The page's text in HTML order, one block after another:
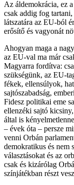
Az áldemokrácia, ez
csak addig fog
látszatára az EU-ból
erősítő és vagyonát
Ahogyan maga a
az EU-val ma már
Magyarra fordítva:
szükségünk, az EU-
fékek, ellensúlyok,
sajtószabadság,
Fidesz politikai eme
ellenzéki sajtó
által is
– évek óta – persze
venni Orbán
demokratikus és nem
választásokat és az
csak és kizárólag
színjátékban részt